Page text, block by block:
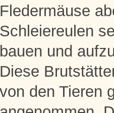
Fledermäuse
Schleiereulen
bauen und
Diese
von den Tieren